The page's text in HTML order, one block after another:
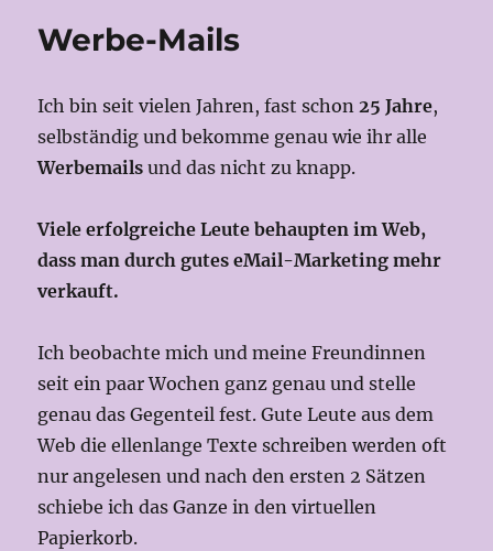
Werbe-Mails
Ich bin seit vielen Jahren, fast schon25 Jahre,
selbständig und bekomme genau wie ihr alle
Werbemails und das nicht zu knapp.
Viele erfolgreiche Leute behaupten im Web,
dass man durch gutes eMail-Marketing mehr
verkauft.
Ich beobachte mich und meine Freundinnen
seit ein paar Wochen ganz genau und stelle
genau das Gegenteil fest. Gute Leute aus dem
Web die ellenlange Texte schreiben werden oft
nur angelesen und nach den ersten 2 Sätzen
schiebe ich das Ganze in den virtuellen
Papierkorb.